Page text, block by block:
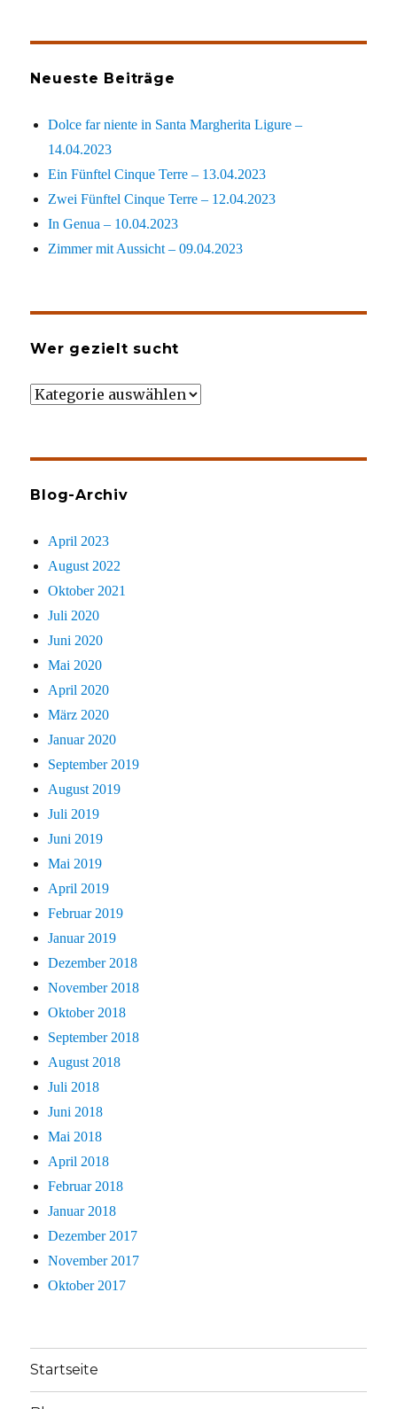
Neueste Beiträge
Dolce far niente in Santa Margherita Ligure –
14.04.2023
Ein Fünftel Cinque Terre – 13.04.2023
Zwei Fünftel Cinque Terre – 12.04.2023
In Genua – 10.04.2023
Zimmer mit Aussicht – 09.04.2023
Wer gezielt sucht
Wer
Blog-Archiv
April 2023
August 2022
Oktober 2021
Juli 2020
Juni 2020
Mai 2020
April 2020
März 2020
Januar 2020
September 2019
August 2019
Juli 2019
Juni 2019
Mai 2019
April 2019
Februar 2019
Januar 2019
Dezember 2018
November 2018
Oktober 2018
September 2018
August 2018
Juli 2018
Juni 2018
Mai 2018
April 2018
Februar 2018
Januar 2018
Dezember 2017
November 2017
Oktober 2017
Startseite